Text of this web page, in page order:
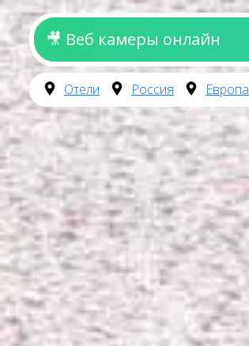
🎥 Веб камеры онлайн
Отели Россия Европа